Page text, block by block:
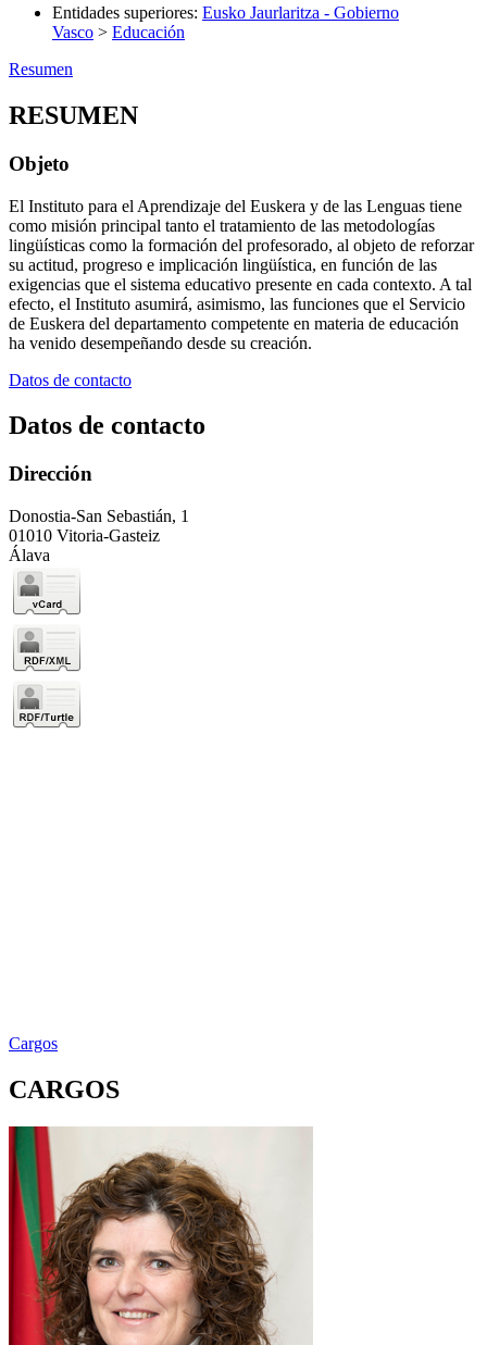
Entidades superiores: Eusko Jaurlaritza - Gobierno
Vasco > Educación
Resumen
RESUMEN
Objeto
El Instituto para el Aprendizaje del Euskera y de las Lenguas tiene
como misión principal tanto el tratamiento de las metodologías
lingüísticas como la formación del profesorado, al objeto de reforzar
su actitud, progreso e implicación lingüística, en función de las
exigencias que el sistema educativo presente en cada contexto. A tal
efecto, el Instituto asumirá, asimismo, las funciones que el Servicio
de Euskera del departamento competente en materia de educación
ha venido desempeñando desde su creación.
Datos de contacto
Datos de contacto
Dirección
Donostia-San Sebastián, 1
01010 Vitoria-Gasteiz
Álava
Cargos
CARGOS